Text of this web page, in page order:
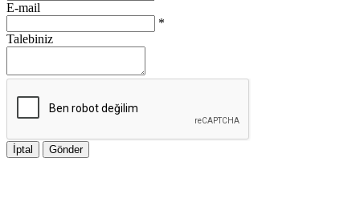
E-mail
*
Talebiniz
İptal Gönder